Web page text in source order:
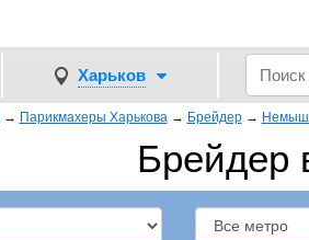
Харьков
→ Парикмахеры Харькова → Брейдер →
Брейдер